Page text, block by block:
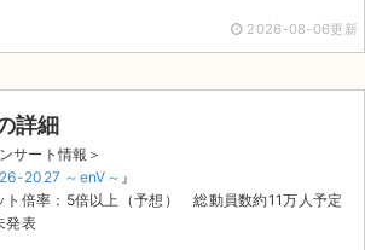
2026-08-06更新
詳細
サート情報＞
2027 ～enV～ 』
倍率：5倍以上（予想） 総動員数約11万人予定
発表